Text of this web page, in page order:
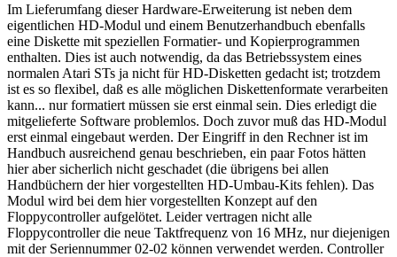
Im Lieferumfang dieser Hardware-Erweiterung ist neben dem
eigentlichen HD-Modul und einem Benutzerhandbuch ebenfalls
eine Diskette mit speziellen Formatier- und Kopierprogrammen
enthalten. Dies ist auch notwendig, da das Betriebssystem eines
normalen Atari STs ja nicht für HD-Disketten gedacht ist; trotzdem
ist es so flexibel, daß es alle möglichen Diskettenformate verarbeiten
kann... nur formatiert müssen sie erst einmal sein. Dies erledigt die
mitgelieferte Software problemlos. Doch zuvor muß das HD-Modul
erst einmal eingebaut werden. Der Eingriff in den Rechner ist im
Handbuch ausreichend genau beschrieben, ein paar Fotos hätten
hier aber sicherlich nicht geschadet (die übrigens bei allen
Handbüchern der hier vorgestellten HD-Umbau-Kits fehlen). Das
Modul wird bei dem hier vorgestellten Konzept auf den
Floppycontroller aufgelötet. Leider vertragen nicht alle
Floppycontroller die neue Taktfrequenz von 16 MHz, nur diejenigen
mit der Seriennummer 02-02 können verwendet werden. Controller